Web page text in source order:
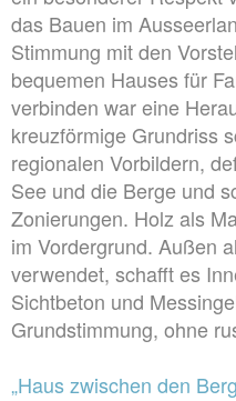
das Bauen im
Stimmung mit den
bequemen Hauses für
verbinden war eine
kreuzförmige Grundriss
regionalen Vorbildern,
See und die Berge und
Zonierungen. Holz als
im Vordergrund. Außen
verwendet, schafft es
Sichtbeton und
Grundstimmung, ohne
„Haus zwischen den